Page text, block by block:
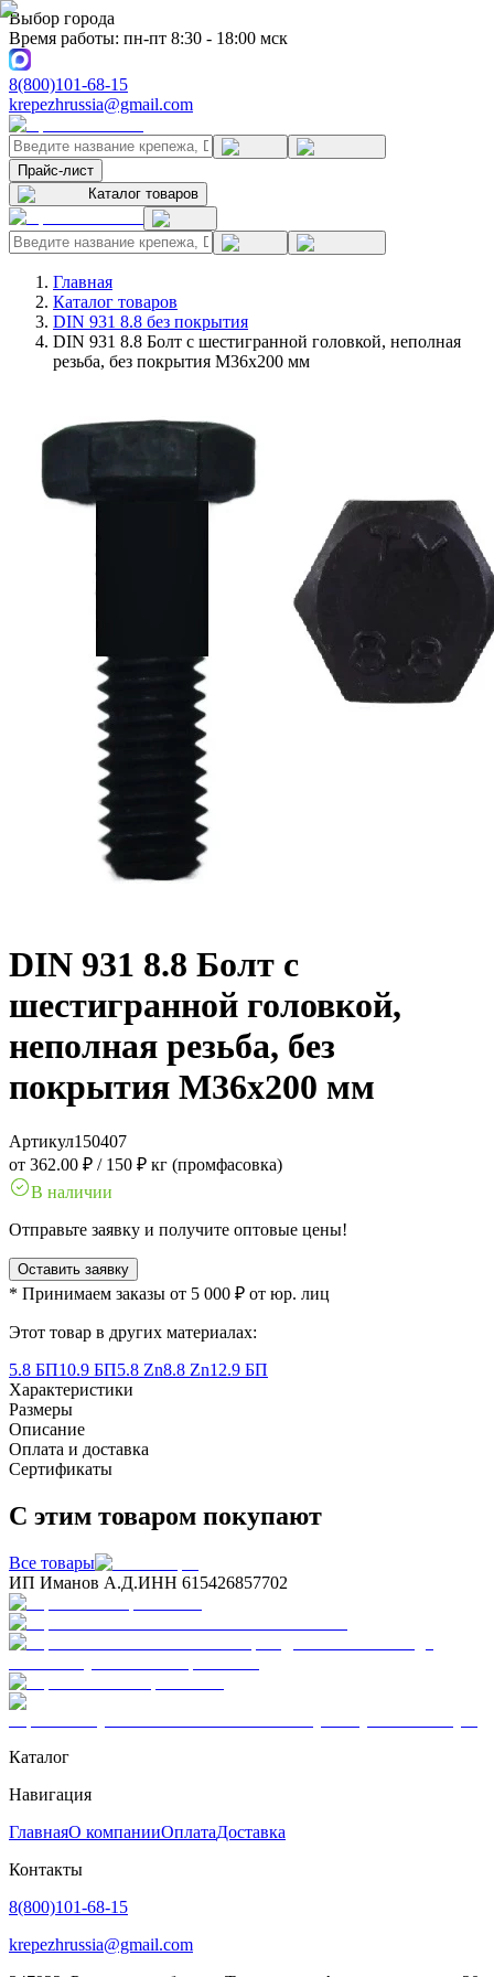
Выбор города
Время работы: пн-пт 8:30 - 18:00 мск
8(800)101-68-15
krepezhrussia@gmail.com
Прайс-лист
Каталог товаров
Главная
Каталог товаров
DIN 931 8.8 без покрытия
DIN 931 8.8 Болт с шестигранной головкой, неполная
резьба, без покрытия M36x200 мм
DIN 931 8.8 Болт с
шестигранной головкой,
неполная резьба, без
покрытия M36x200 мм
Артикул150407
от 362.00 ₽ / 150 ₽ кг (промфасовка)
В наличии
Отправьте заявку и получите оптовые цены!
Оставить заявку
* Принимаем заказы от 5 000 ₽ от юр. лиц
Этот товар в других материалах:
5.8 БП10.9 БП5.8 Zn8.8 Zn12.9 БП
Характеристики
Размеры
Описание
Оплата и доставка
Сертификаты
С этим товаром покупают
Все товары
ИП Иманов А.Д.ИНН 615426857702
Каталог
Навигация
ГлавнаяО компанииОплатаДоставка
Контакты
8(800)101-68-15
krepezhrussia@gmail.com